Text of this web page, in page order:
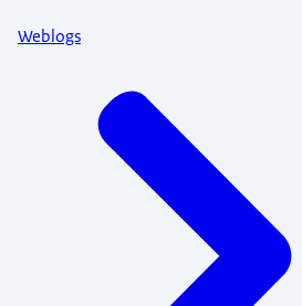
Weblogs